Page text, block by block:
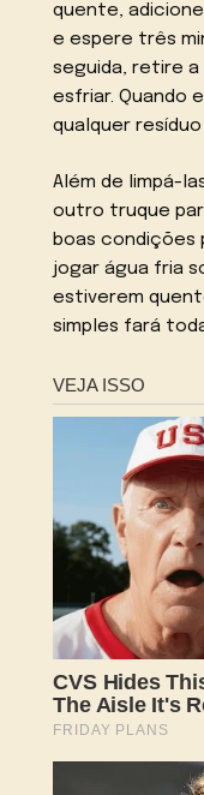
quente,
e espere três
seguida, retire
esfriar. Quando
qualquer
Além de limpá-
outro truque
boas condições
jogar água fria
estiverem
simples fará